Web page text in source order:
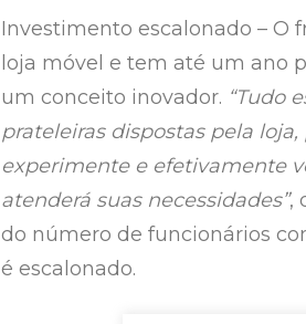
Investimento escalonado – O
loja móvel e tem até um ano
um conceito inovador. “Tudo
prateleiras dispostas pela
experimente e efetivamente
atenderá suas necessidades”,
do número de funcionários
é escalonado.